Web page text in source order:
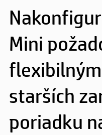
Mini
starších
poriadku